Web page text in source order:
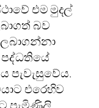
එම මුදල්
බව
පද්ධතියේ
එරෙහිව
පැමිණිලි